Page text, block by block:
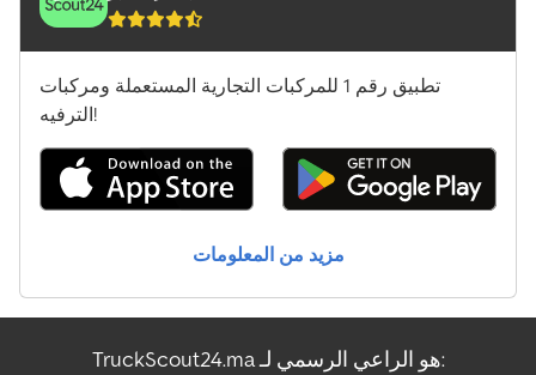
تطبيق رقم 1 للمركبات التجارية المستعملة ومركبات
الترفيه!
مزيد من المعلومات
TruckScout24.ma هو الراعي الرسمي لـ: